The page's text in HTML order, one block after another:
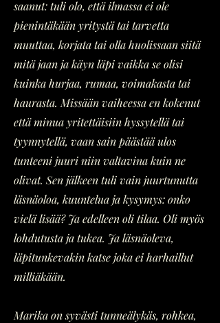
saanut: tuli olo, että ilmassa ei ole
pienintäkään yritystä tai tarvetta
muuttaa, korjata tai olla huolissaan siitä
mitä jaan ja käyn läpi vaikka se olisi
kuinka hurjaa, rumaa, voimakasta tai
haurasta. Missään vaiheessa en kokenut
että minua yritettäisiin hyssytellä tai
tyynnytellä, vaan sain päästää ulos
tunteeni juuri niin valtavina kuin ne
olivat. Sen jälkeen tuli vain juurtunutta
läsnäoloa, kuuntelua ja kysymys: onko
vielä lisää? Ja edelleen oli tilaa. Oli myös
lohdutusta ja tukea. Ja läsnäoleva,
läpitunkevakin katse joka ei harhaillut
milliäkään.
Marika on syvästi tunneälykäs, rohkea,